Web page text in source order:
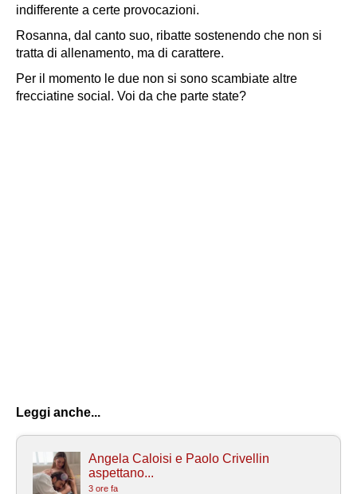
indifferente a certe provocazioni.
Rosanna, dal canto suo, ribatte sostenendo che non si
tratta di allenamento, ma di carattere.
Per il momento le due non si sono scambiate altre
frecciatine social. Voi da che parte state?
Leggi anche...
Angela Caloisi e Paolo Crivellin
aspettano...
3 ore fa